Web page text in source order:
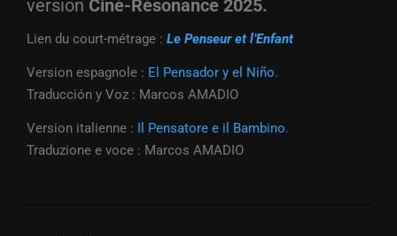
version Ciné-Résonance 2025.
Lien du court-métrage : Le Penseur et l’Enfant
Version espagnole : El Pensador y el Niño.
Traducción y Voz : Marcos AMADIO
Version italienne : Il Pensatore e il Bambino.
Traduzione e voce : Marcos AMADIO